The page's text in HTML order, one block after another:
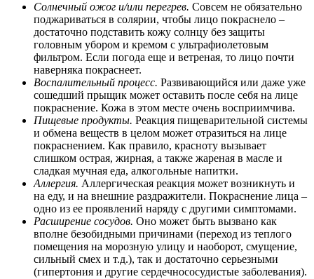
Солнечный ожог и/или перегрев. Совсем не обязательно
поджариваться в солярии, чтобы лицо покраснело –
достаточно подставить кожу солнцу без защиты
головным убором и кремом с ультрафиолетовым
фильтром. Если погода еще и ветреная, то лицо почти
наверняка покраснеет.
Воспалительный процесс. Развивающийся или даже уже
сошедший прыщик может оставить после себя на лице
покраснение. Кожа в этом месте очень восприимчива.
Пищевые продукты. Реакция пищеварительной системы
и обмена веществ в целом может отразиться на лице
покраснением. Как правило, красноту вызывает
слишком острая, жирная, а также жареная в масле и
сладкая мучная еда, алкогольные напитки.
Аллергия. Аллергическая реакция может возникнуть и
на еду, и на внешние раздражители. Покраснение лица –
одно из ее проявлений наряду с другими симптомами.
Расширение сосудов. Оно может быть вызвано как
вполне безобидными причинами (переход из теплого
помещения на морозную улицу и наоборот, смущение,
сильный смех и т.д.), так и достаточно серьезными
(гипертония и другие сердечнососудистые заболевания).